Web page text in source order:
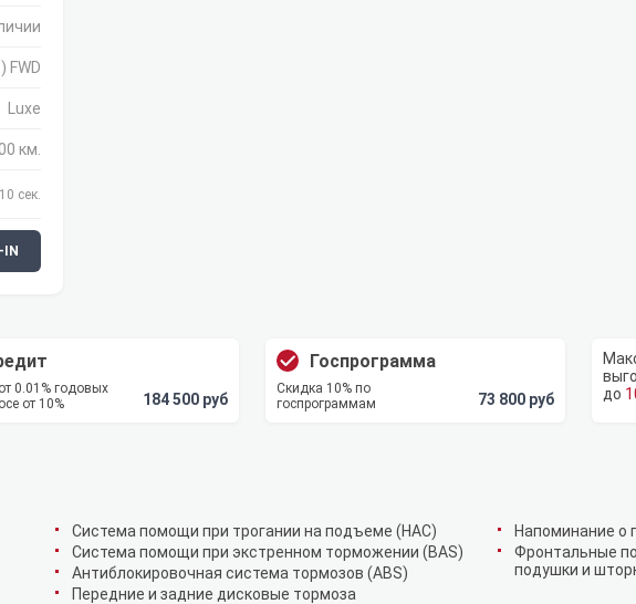
FWD
Luxe
км.
10 сек.
0.01% годовых
от 10%
184 500 руб
Госпрограмма
Скидка 10% по
госпрограммам
73 800 руб
Cистема помощи при трогании на подъеме (HAC)
Система помощи при экстренном торможении (BAS)
Антиблокировочная система тормозов (ABS)
Передние и задние дисковые тормоза
Напоминание о
Фронтальные
подушки и